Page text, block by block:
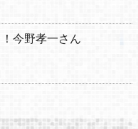
今野孝一さん